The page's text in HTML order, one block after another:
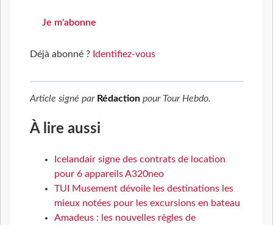
Je m'abonne
Déjà abonné ? Identifiez-vous
Article signé par Rédaction pour Tour Hebdo.
À lire aussi
Icelandair signe des contrats de location
pour 6 appareils A320neo
TUI Musement dévoile les destinations les
mieux notées pour les excursions en bateau
Amadeus : les nouvelles règles de